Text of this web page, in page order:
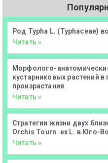
Род Typha L. (Typhaceae)
Читать »
Морфолого-
кустарниковых растений в
произрастания
Читать »
Стратегии жизни двух
Orchis Tourn. ex L. в Юго-
Читать »